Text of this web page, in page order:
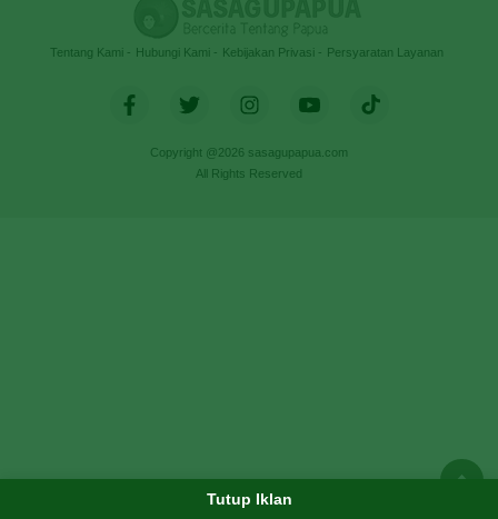
Tentang Kami Hubungi Kami Kebijakan Privasi Persyaratan Layanan
Copyright @2026 sasagupapua.com
All Rights Reserved
Tutup Iklan